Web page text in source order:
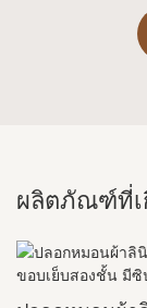
ผลิตภัณฑ์ที่เ